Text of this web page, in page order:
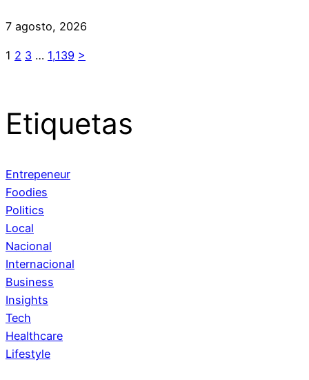
7 agosto, 2026
1 2 3 … 1,139 >
Etiquetas
Entrepeneur
Foodies
Politics
Local
Nacional
Internacional
Business
Insights
Tech
Healthcare
Lifestyle